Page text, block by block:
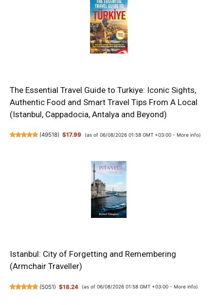
The Essential Travel Guide to Turkiye: Iconic Sights,
Authentic Food and Smart Travel Tips From A Local
(Istanbul, Cappadocia, Antalya and Beyond)
(49518) $17.99 (as of 06/08/2026 01:58 GMT +03:00 - More info)
Istanbul: City of Forgetting and Remembering
(Armchair Traveller)
(5051) $18.24 (as of 06/08/2026 01:58 GMT +03:00 - More info)